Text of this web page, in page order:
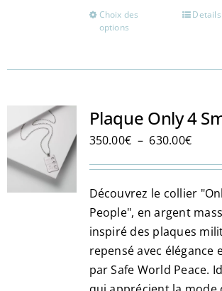
Choix des
options
Ce
Les
être
sur
la
page
du
Details
Plaque Only 4
350.00€ – 630.00€Plage
à
Découvrez le collier
People", en argent
inspiré des plaques
repensé avec élégance
par Safe World Peace.